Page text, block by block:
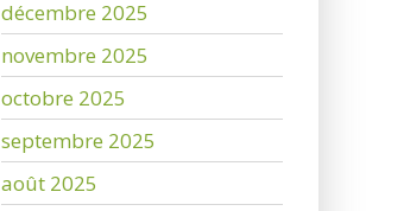
décembre 2025
novembre 2025
octobre 2025
septembre 2025
août 2025